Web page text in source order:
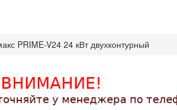
PRIME-V24 24 кВт двухконтурный